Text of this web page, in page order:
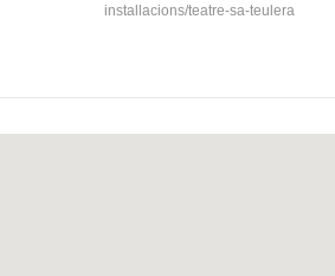
installacions/teatre-sa-teulera